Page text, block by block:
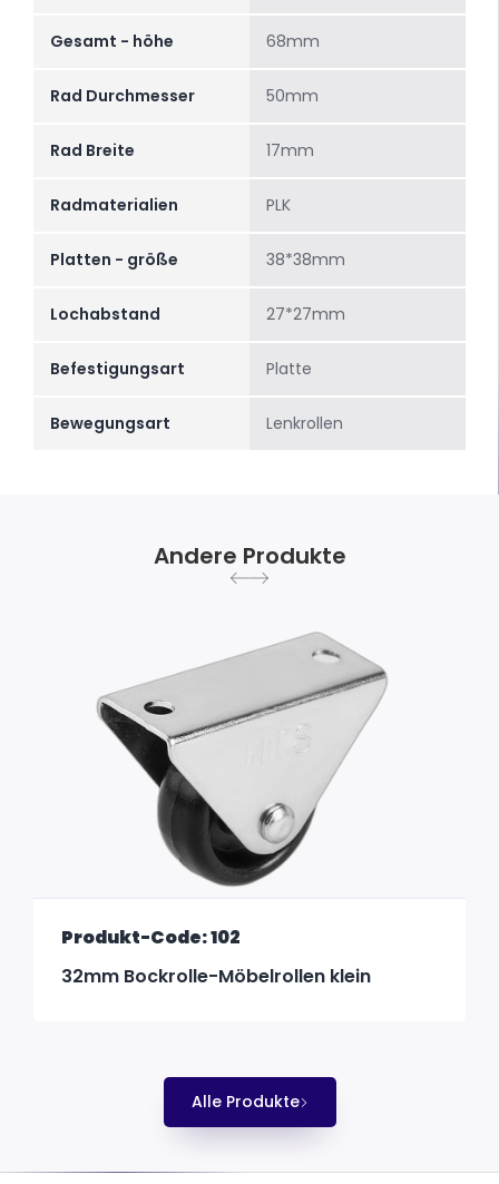
Gesamt - höhe 68mm
Rad Durchmesser 50mm
Rad Breite 17mm
Radmaterialien PLK
Platten - größe 38*38mm
Lochabstand 27*27mm
Befestigungsart Platte
Bewegungsart Lenkrollen
Andere Produkte
Produkt-Code: 102
32mm Bockrolle-Möbelrollen klein
Alle Produkte